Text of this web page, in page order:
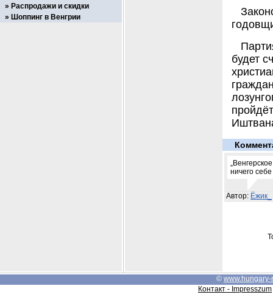
будет
ничего
Автор: Ёжик_
Распродажи и скидки
Шоппинг в Венгрии
© www.hungary-
Контакт - Impresszum